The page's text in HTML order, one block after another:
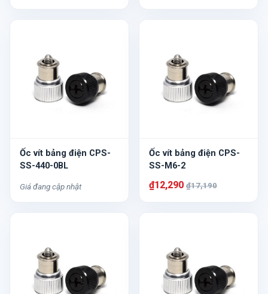
Ốc vít bảng điện CPS-
SS-440-0BL
Giá đang cập nhật
Ốc vít bảng điện CPS-
SS-M6-2
₫12,290 ₫17,190